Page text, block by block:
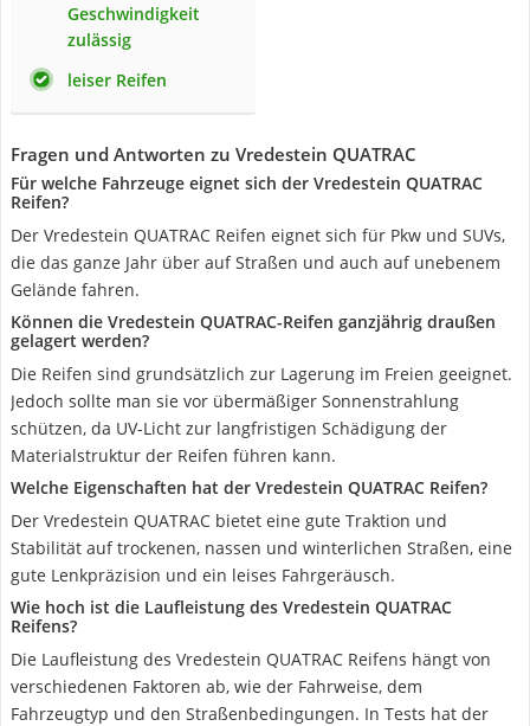
Geschwindigkeit
zulässig
leiser Reifen
Fragen und Antworten zu Vredestein QUATRAC
Für welche Fahrzeuge eignet sich der Vredestein QUATRAC
Reifen?
Der Vredestein QUATRAC Reifen eignet sich für Pkw und SUVs,
die das ganze Jahr über auf Straßen und auch auf unebenem
Gelände fahren.
Können die Vredestein QUATRAC-Reifen ganzjährig draußen
gelagert werden?
Die Reifen sind grundsätzlich zur Lagerung im Freien geeignet.
Jedoch sollte man sie vor übermäßiger Sonnenstrahlung
schützen, da UV-Licht zur langfristigen Schädigung der
Materialstruktur der Reifen führen kann.
Welche Eigenschaften hat der Vredestein QUATRAC Reifen?
Der Vredestein QUATRAC bietet eine gute Traktion und
Stabilität auf trockenen, nassen und winterlichen Straßen, eine
gute Lenkpräzision und ein leises Fahrgeräusch.
Wie hoch ist die Laufleistung des Vredestein QUATRAC
Reifens?
Die Laufleistung des Vredestein QUATRAC Reifens hängt von
verschiedenen Faktoren ab, wie der Fahrweise, dem
Fahrzeugtyp und den Straßenbedingungen. In Tests hat der